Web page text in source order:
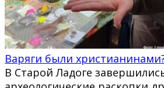
Варяги были
В Старой Ладоге